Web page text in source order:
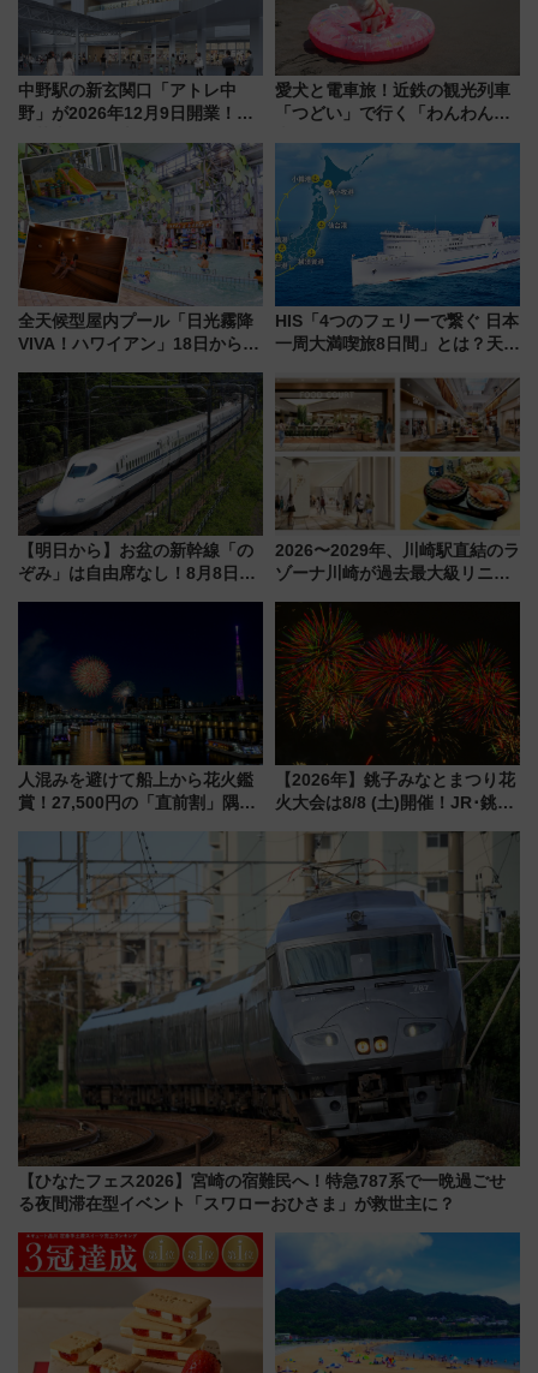
中野駅の新玄関口「アトレ中
野」が2026年12月9日開業！新
注目スポット
愛犬と電車旅！近鉄の観光列車
「つどい」で行く「わんわん列
める日帰りツアー
全天候型屋内プール「日光霧降
VIVA！ハワイアン」18日から営
ァミリーから大人まで幅広い世
代が一日中楽しる夏のリゾート
を楽しんで
HIS「4つのフェリーで繋ぐ 日本
一周大満喫旅8日間」とは？天橋
の絶景＆限定グルメを網羅！煩
雑な手続きも不要でお手軽に楽
しめるプランが登場
【明日から】お盆の新幹線「の
ぞみ」は自由席なし！8月8日午
2026〜2029年、川崎駅直結のラ
ゾーナ川崎が過去最大級リニュ
「いつから何が変わるか」徹底
解説！
人混みを避けて船上から花火鑑
賞！27,500円の「直前割」隅田
メも持ち込みOK
【2026年】銚子みなとまつり花
火大会は8/8 (土)開催！JR･銚子
報、利根川に咲く8,000発の大迫
力＆屋台を満喫
【ひなたフェス2026】宮崎の宿難民へ！特急787系で一晩過ごせ
る夜間滞在型イベント「スワローおひさま」が救世主に？